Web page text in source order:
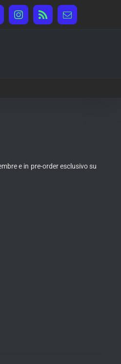
Instagram
Rss Email
e in pre-order esclusivo su